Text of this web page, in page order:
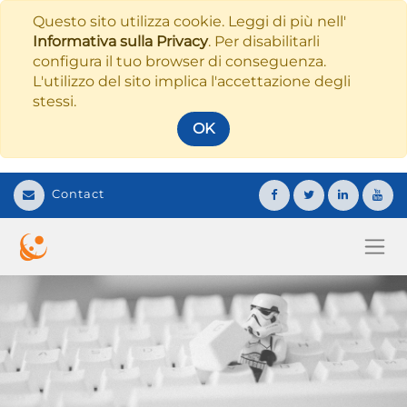
Questo sito utilizza cookie. Leggi di più nell'
Informativa sulla Privacy. Per disabilitarli
configura il tuo browser di conseguenza.
L'utilizzo del sito implica l'accettazione degli
stessi.
OK
Contact